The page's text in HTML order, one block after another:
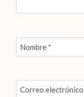
Nombre *
Correo electrónico